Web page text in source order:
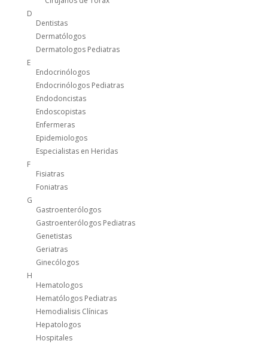
D
Dentistas
Dermatólogos
Dermatologos Pediatras
E
Endocrinólogos
Endocrinólogos Pediatras
Endodoncistas
Endoscopistas
Enfermeras
Epidemiologos
Especialistas en Heridas
F
Fisiatras
Foniatras
G
Gastroenterólogos
Gastroenterólogos Pediatras
Genetistas
Geriatras
Ginecólogos
H
Hematologos
Hematólogos Pediatras
Hemodialisis Clínicas
Hepatologos
Hospitales